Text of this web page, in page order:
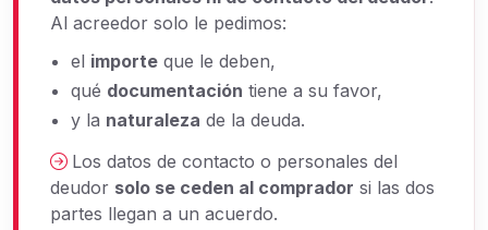
Al acreedor solo le pedimos:
el importeque le deben,
qué documentación tiene a su favor,
y la naturaleza de la deuda.
Los datos de contacto o personales del
deudor solo se ceden al comprador si las dos
partes llegan a un acuerdo.